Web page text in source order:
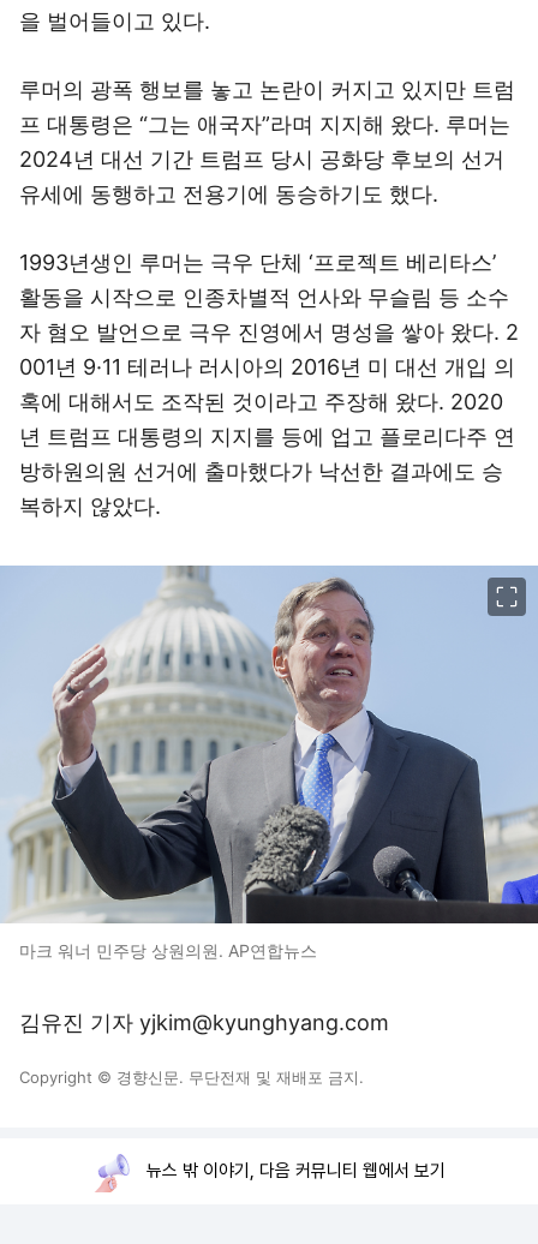
을 벌어들이고 있다.
루머의 광폭 행보를 놓고 논란이 커지고 있지만 트럼
프 대통령은 “그는 애국자”라며 지지해 왔다. 루머는
2024년 대선 기간 트럼프 당시 공화당 후보의 선거
유세에 동행하고 전용기에 동승하기도 했다.
1993년생인 루머는 극우 단체 ‘프로젝트 베리타스’
활동을 시작으로 인종차별적 언사와 무슬림 등 소수
자 혐오 발언으로 극우 진영에서 명성을 쌓아 왔다. 2
001년 9·11 테러나 러시아의 2016년 미 대선 개입 의
혹에 대해서도 조작된 것이라고 주장해 왔다. 2020
년 트럼프 대통령의 지지를 등에 업고 플로리다주 연
방하원의원 선거에 출마했다가 낙선한 결과에도 승
복하지 않았다.
마크 워너 민주당 상원의원. AP연합뉴스
김유진 기자 yjkim@kyunghyang.com
Copyright © 경향신문. 무단전재 및 재배포 금지.
뉴스 밖 이야기, 다음 커뮤니티 웹에서 보기